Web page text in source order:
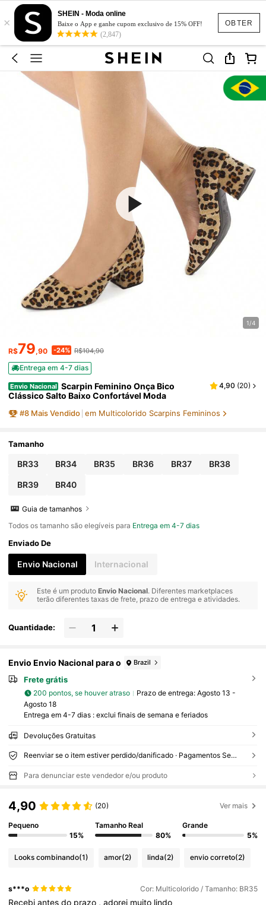
OBTER
×
SHEIN - Moda online
Baixe o App e ganhe cupom exclusivo de 15% OFF!
(2,847)
1/4
R$79,90 -24% R$104,90
Entrega em 4-7 dias
Envio Nacional Scarpin Feminino Onça Bico
Clássico Salto Baixo Confortável Moda
4,90 (20)
#8 Mais Vendido em Multicolorido Scarpins Femininos
Tamanho
BR33 BR34 BR35 BR36 BR37 BR38
BR39 BR40
Guia de tamanhos
Todos os tamanho são elegíveis para Entrega em 4-7 dias
Enviado De
Envio Nacional Internacional
Este é um produtoEnvio Nacional. Diferentes marketplaces
terão diferentes taxas de frete, prazo de entrega e atividades.
Quantidade:
Envio Envio Nacional para o Brazil
Frete grátis
200 pontos, se houver atraso Prazo de entrega: Agosto 13 -
Agosto 18
Entrega em 4-7 dias : exclui finais de semana e feriados
Devoluções Gratuitas
Reenviar se o item estiver perdido/danificado · Pagamentos Seguros · Proteção de privacidade
Para denunciar este vendedor e/ou produto
4,90 (20) Ver mais
Pequeno
15%
Tamanho Real
80%
Grande
5%
Looks combinando(1) amor(2) linda(2) envio correto(2)
s***o Cor: Multicolorido / Tamanho: BR35
Recebiantesdo prazo ,adorei muito lindo